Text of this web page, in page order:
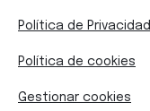
Política de Privacidad
Política de cookies
Gestionar cookies